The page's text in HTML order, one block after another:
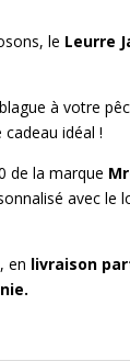
le Leurre
à votre
idéal !
de la marque
avec le
en livraison